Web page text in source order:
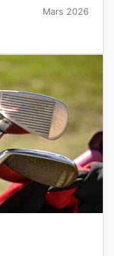
Mars 2026